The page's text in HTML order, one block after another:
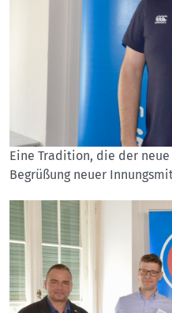
Eine Tradition, die der
Begrüßung neuer